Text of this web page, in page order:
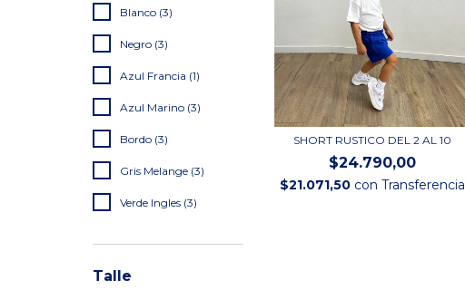
Blanco (3)
Negro (3)
Azul Francia (1)
Azul Marino (3)
Bordo (3)
Gris Melange (3)
Verde Ingles (3)
Talle
SHORT RUSTICO DEL 2 AL 10
$24.790,00
$21.071,50 con Transferencia